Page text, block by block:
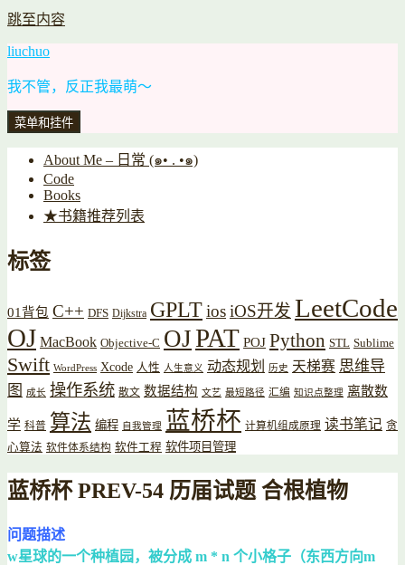
跳至内容
liuchuo
我不管，反正我最萌～
菜单和挂件
About Me – 日常 (๑• . •๑)
Code
Books
★书籍推荐列表
标签
01背包 C++ DFS Dijkstra GPLTiosiOS开发 LeetCode
OJ MacBook Objective-C OJPAT POJ Python STL Sublime
Swift WordPress Xcode 人性 人生意义 动态规划 历史 天梯赛 思维导
图
成长 操作系统 散文 数据结构 文艺 最短路径 汇编 知识点整理 离散数
学 科普 算法 编程 自我管理 蓝桥杯 计算机组成原理 读书笔记 贪
心算法 软件体系结构 软件工程 软件项目管理
蓝桥杯 PREV-54 历届试题 合根植物
问题描述
w星球的一个种植园，被分成 m * n 个小格子（东西方向m